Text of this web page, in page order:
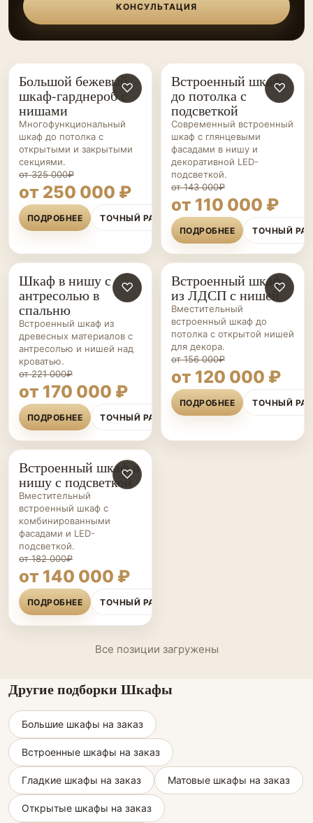
КОНСУЛЬТАЦИЯ
ШКАФЫ НА ЗАКАЗ ♡
Большой бежевый
шкаф-гарднероб с
нишами
Многофункциональный
шкаф до потолка с
открытыми и закрытыми
секциями.
от 325 000₽
от 250 000 ₽
ПОДРОБНЕЕ ТОЧНЫЙ РАСЧЁТ
ШКАФЫ НА ЗАКАЗ ♡
Встроенный шкаф
до потолка с
подсветкой
Современный встроенный
шкаф с глянцевыми
фасадами в нишу и
декоративной LED-
подсветкой.
от 143 000₽
от 110 000 ₽
ПОДРОБНЕЕ ТОЧНЫЙ
ШКАФЫ НА ЗАКАЗ ♡
Шкаф в нишу с
антресолью в
спальню
Встроенный шкаф из
древесных материалов с
антресолью и нишей над
кроватью.
от 221 000₽
от 170 000 ₽
ПОДРОБНЕЕ ТОЧНЫЙ РАСЧЁТ
ШКАФЫ НА ЗАКАЗ ♡
Встроенный шкаф
из ЛДСП с нишей
Вместительный
встроенный шкаф до
потолка с открытой нишей
для декора.
от 156 000₽
от 120 000 ₽
ПОДРОБНЕЕ ТОЧНЫЙ
ШКАФЫ НА ЗАКАЗ ♡
Встроенный шкаф в
нишу с подсветкой
Вместительный
встроенный шкаф с
комбинированными
фасадами и LED-
подсветкой.
от 182 000₽
от 140 000 ₽
ПОДРОБНЕЕ ТОЧНЫЙ РАСЧЁТ
Все позиции загружены
Другие подборки Шкафы
Большие шкафы на заказ
Встроенные шкафы на заказ
Гладкие шкафы на заказ Матовые шкафы на заказ
Открытые шкафы на заказ